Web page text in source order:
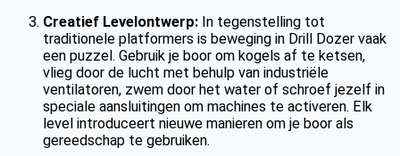
Creatief Levelontwerp: In tegenstelling tot
traditionele platformers is beweging in Drill Dozer vaak
een puzzel. Gebruik je boor om kogels af te ketsen,
vlieg door de lucht met behulp van industriële
ventilatoren, zwem door het water of schroef jezelf in
speciale aansluitingen om machines te activeren. Elk
level introduceert nieuwe manieren om je boor als
gereedschap te gebruiken.